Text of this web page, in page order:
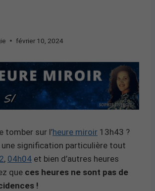
février 10, 2024
tomber sur l’heure miroir 13h43 ?
une signification particulière tout
, 04h04 et bien d’autres heures
que ces heures ne sont pas de
!